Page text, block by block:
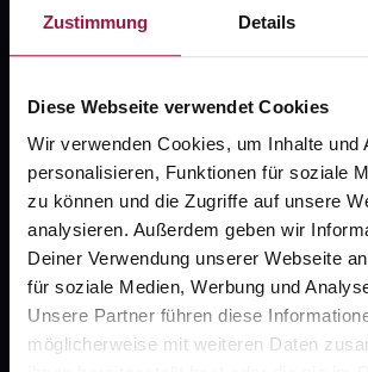
Zustimmung Details
Diese Webseite verwendet Cookies
Wir verwenden Cookies, um Inhalte und
personalisieren, Funktionen für soziale
zu können und die Zugriffe auf unsere
analysieren. Außerdem geben wir
Deiner Verwendung unserer Webseite
für soziale Medien, Werbung und
Unsere Partner führen diese
möglicherweise mit weiteren Daten
Widerrufsformular
gesund.de
Karriere
Newsletter
Barrierefreiheitserklärung